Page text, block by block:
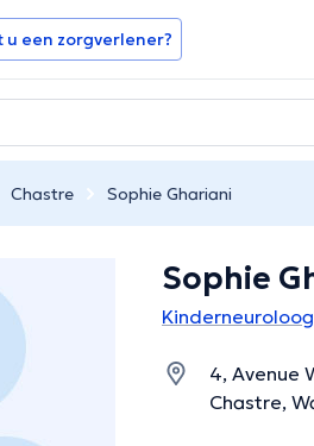
u een zorgverlener?
Chastre Sophie Ghariani
Sophie
4, Avenue
Chastre,